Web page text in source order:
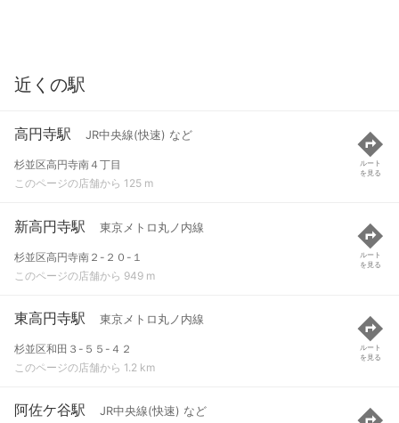
近くの駅
高円寺駅 JR中央線(快速) など
杉並区高円寺南４丁目
このページの店舗から 125 m
ルート
を見る
新高円寺駅 東京メトロ丸ノ内線
杉並区高円寺南２-２０-１
このページの店舗から 949 m
ルート
を見る
東高円寺駅 東京メトロ丸ノ内線
杉並区和田３-５５-４２
このページの店舗から 1.2 km
ルート
を見る
阿佐ケ谷駅 JR中央線(快速) など